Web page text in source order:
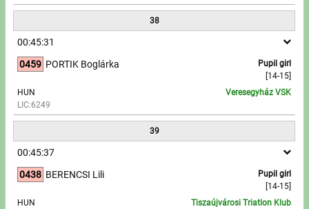
38
00:45:31
0459
Pupil girl
[14-15]
PORTIK Boglárka
HUN
LIC:6249
Veresegyház VSK
39
00:45:37
0438
Pupil girl
[14-15]
BERENCSI Lili
HUN
Tiszaújvárosi Triatlon Klub